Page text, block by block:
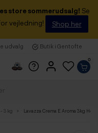
store sommerudsalg! Se
vejledning!
Shop her
udvalg Butik i Gentofte
0
3 kg Lavazza Crema E Aroma 3kg